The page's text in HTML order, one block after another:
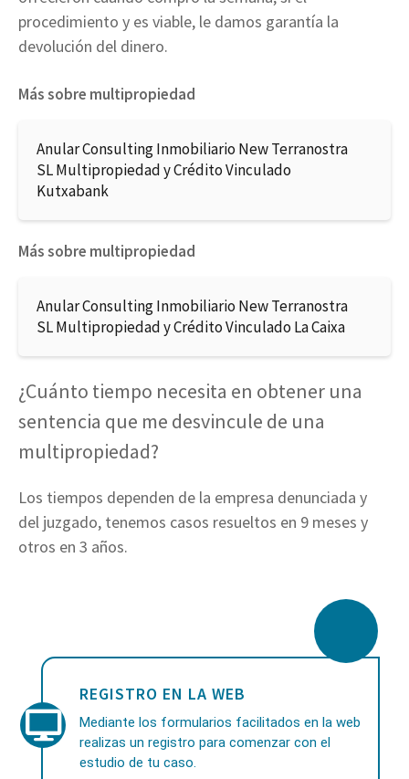
procedimiento y es viable, le damos garantía la
devolución del dinero.
Más sobre multipropiedad
Anular Consulting Inmobiliario New Terranostra
SL Multipropiedad y Crédito Vinculado
Kutxabank
Más sobre multipropiedad
Anular Consulting Inmobiliario New Terranostra
SL Multipropiedad y Crédito Vinculado La Caixa
¿Cuánto tiempo necesita en obtener una
sentencia que me desvincule de una
multipropiedad?
Los tiempos dependen de la empresa denunciada y
del juzgado, tenemos casos resueltos en 9 meses y
otros en 3 años.
REGISTRO EN LA WEB
Mediante los formularios facilitados en la web
realizas un registro para comenzar con el
estudio de tu caso.